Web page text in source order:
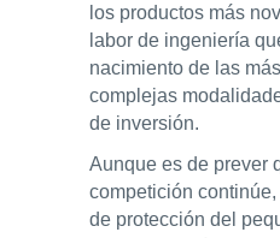
los productos más
labor de ingeniería
nacimiento de las
complejas
de inversión.
Aunque es de prever
competición
de protección del